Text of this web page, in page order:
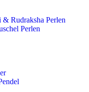
Rudraksha Perlen
Perlen